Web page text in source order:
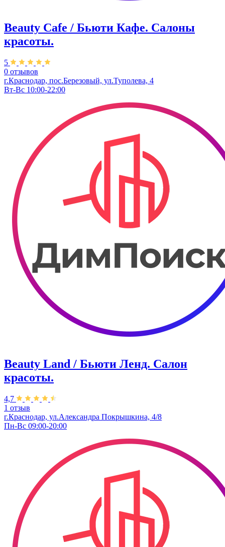
Beauty Cafe / Бьюти Кафе. Салоны
красоты.
5
0 отзывов
г.Краснодар, пос.Березовый, ул.Туполева, 4
Вт-Вс 10:00-22:00
Beauty Land / Бьюти Ленд. Салон
красоты.
4,7
1 отзыв
г.Краснодар, ул.Александра Покрышкина, 4/8
Пн-Вс 09:00-20:00